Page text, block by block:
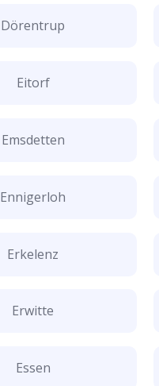
Dörentrup
Eitorf
Emsdetten
Ennigerloh
Erkelenz
Erwitte
Essen